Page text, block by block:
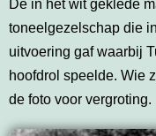
De in het wit geklede
toneelgezelschap die
uitvoering gaf waarbij
hoofdrol speelde. Wie
de foto voor vergroting.